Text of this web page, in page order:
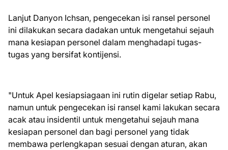
Lanjut Danyon Ichsan, pengecekan isi ransel personel
ini dilakukan secara dadakan untuk mengetahui sejauh
mana kesiapan personel dalam menghadapi tugas-
tugas yang bersifat kontijensi.
"Untuk Apel kesiapsiagaan ini rutin digelar setiap Rabu,
namun untuk pengecekan isi ransel kami lakukan secara
acak atau insidentil untuk mengetahui sejauh mana
kesiapan personel dan bagi personel yang tidak
membawa perlengkapan sesuai dengan aturan, akan